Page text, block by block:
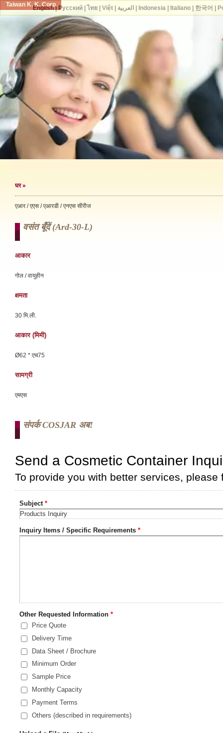
Taiwan K. K. Corp.
घर»
एआर / एएस / एआरडी / एनएस सीरीज
वसंत बूँदें (ard-30-L)
आकार
गोल / वायुहीन
क्षमता
30 मि.ली.
आकार (मिमी)
Ø62 * एच75
सामग्री
एमएस
संपर्क COSJAR अब!
English| Русский| ไทย| Việt| العربية Indonesia| Italiano| 한국어